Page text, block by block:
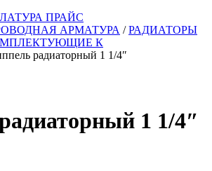
ПРАЙС
АРМАТУРА /РАДИАТОРЫ
К
радиаторный 1 1/4″
1 1/4″